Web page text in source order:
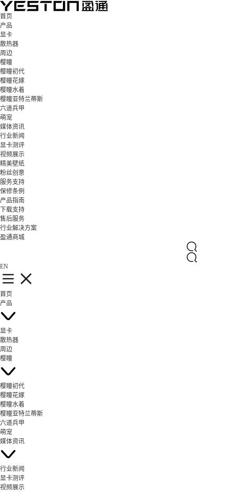
首页
产品
显卡
散热器
周边
樱瞳
樱瞳初代
樱瞳花嫁
樱瞳水着
樱瞳亚特兰蒂斯
六道兵甲
萌宠
媒体资讯
行业新闻
显卡测评
视频展示
精美壁纸
粉丝创意
服务支持
保修条例
产品指南
下载支持
售后服务
行业解决方案
盈通商城
EN
首页
产品
显卡
散热器
周边
樱瞳
樱瞳初代
樱瞳花嫁
樱瞳水着
樱瞳亚特兰蒂斯
六道兵甲
萌宠
媒体资讯
行业新闻
显卡测评
视频展示